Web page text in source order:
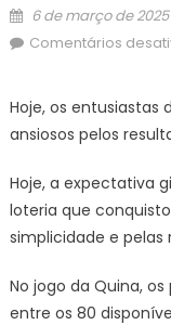
Posted
on
6 de março de 2025
Comentários
Hoje, os entusiastas
ansiosos pelos
Hoje, a expectativa
loteria que
simplicidade e
No jogo da Quina,
entre os 80